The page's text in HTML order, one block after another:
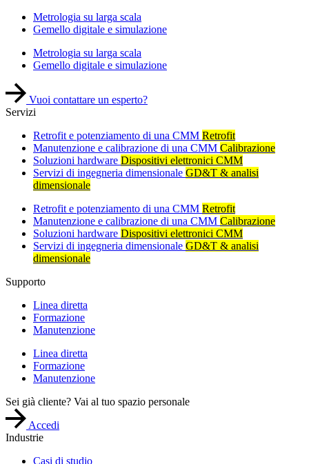
Metrologia su larga scala
Gemello digitale e simulazione
Metrologia su larga scala
Gemello digitale e simulazione
Vuoi contattare un esperto?
Servizi
Retrofit e potenziamento di una CMM Retrofit
Manutenzione e calibrazione di una CMM Calibrazione
Soluzioni hardware Dispositivi elettronici CMM
Servizi di ingegneria dimensionale GD&T & analisi
dimensionale
Retrofit e potenziamento di una CMM Retrofit
Manutenzione e calibrazione di una CMM Calibrazione
Soluzioni hardware Dispositivi elettronici CMM
Servizi di ingegneria dimensionale GD&T & analisi
dimensionale
Supporto
Linea diretta
Formazione
Manutenzione
Linea diretta
Formazione
Manutenzione
Sei già cliente? Vai al tuo spazio personale
Accedi
Industrie
Casi di studio